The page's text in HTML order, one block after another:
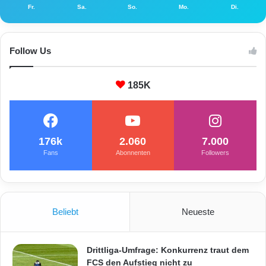
Fr. Sa. So. Mo. Di.
Follow Us
185K
176k
Fans
2.060
Abonnenten
7.000
Followers
Beliebt Neueste
Drittliga-Umfrage: Konkurrenz traut dem
FCS den Aufstieg nicht zu